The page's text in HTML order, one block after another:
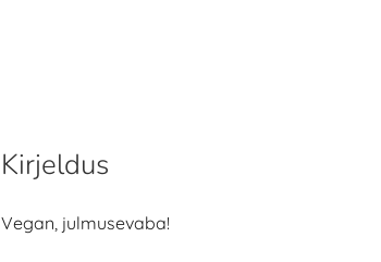
Kirjeldus
Vegan, julmusevaba!